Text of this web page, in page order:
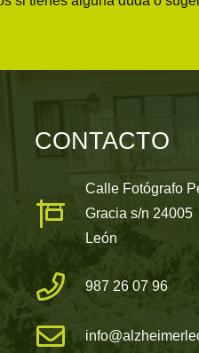
CONTACTO
Calle Fotógrafo
Gracia s/n 24005
León
987 26 07 96